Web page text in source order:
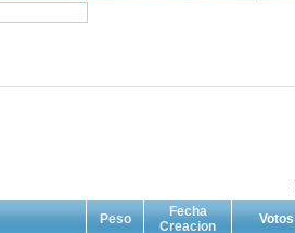
Peso
Fecha
Creacion
Votos